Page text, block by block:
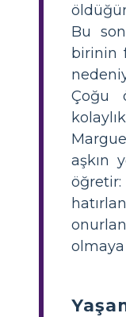
Bu
birinin
Çoğu
aşkın